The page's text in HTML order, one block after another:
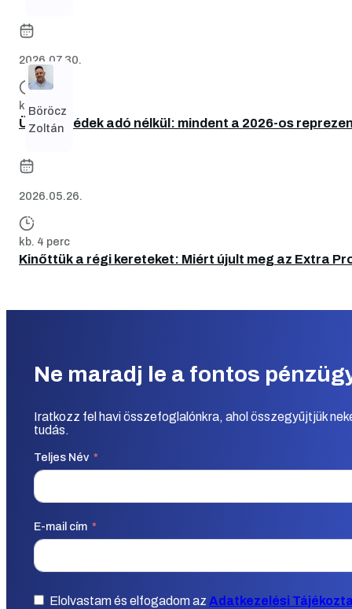
2026.07.30.
kb. 3 perc
Üzleti ebédek adó nélkül: mindent a 2026-os
Böröcz
Zoltán
2026.05.26.
kb. 4 perc
Kinőttük a régi kereteket: Miért újult meg az Extra
Ne maradj le a fontos
Iratkozz fel havi összefoglalónkra, ahol összegyűjtjük
tudás.
Teljes Név
E-mail cím
Elolvastam és elfogadom azAdatkezelési